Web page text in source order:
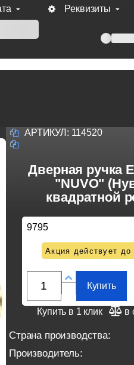
Реквизиты
Forme при оплате по счету.
АРТИКУЛ: 114520
Дверная ручка
"NUVO"
квадратной
9795
Акция действует до
Купить
Купить в 1 клик в
Страна производства:
Производитель: